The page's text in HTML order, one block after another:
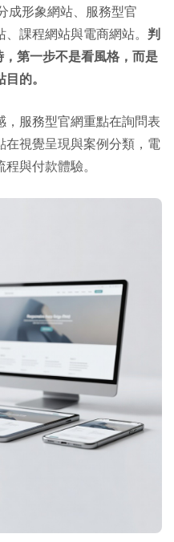
成形象網站、服務型官
課程網站與電商網站。 判
第一步不是看風格，而是
的。
服務型官網重點在詢問表
視覺呈現與案例分類，電
與付款體驗。